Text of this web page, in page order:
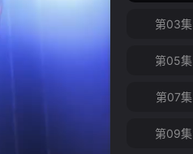
第03集
第05集
第07集
第09集